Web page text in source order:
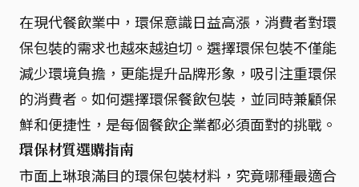
在現代餐飲業中，環保意識日益高漲，消費者對環
保包裝的需求也越來越迫切。選擇環保包裝不僅能
減少環境負擔，更能提升品牌形象，吸引注重環保
的消費者。如何選擇環保餐飲包裝，並同時兼顧保
鮮和便捷性，是每個餐飲企業都必須面對的挑戰。
環保材質選購指南
市面上琳琅滿目的環保包裝材料，究竟哪種最適合